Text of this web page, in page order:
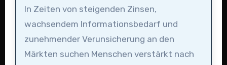
In Zeiten von steigenden Zinsen,
wachsendem Informationsbedarf und
zunehmender Verunsicherung an den
Märkten suchen Menschen verstärkt nach